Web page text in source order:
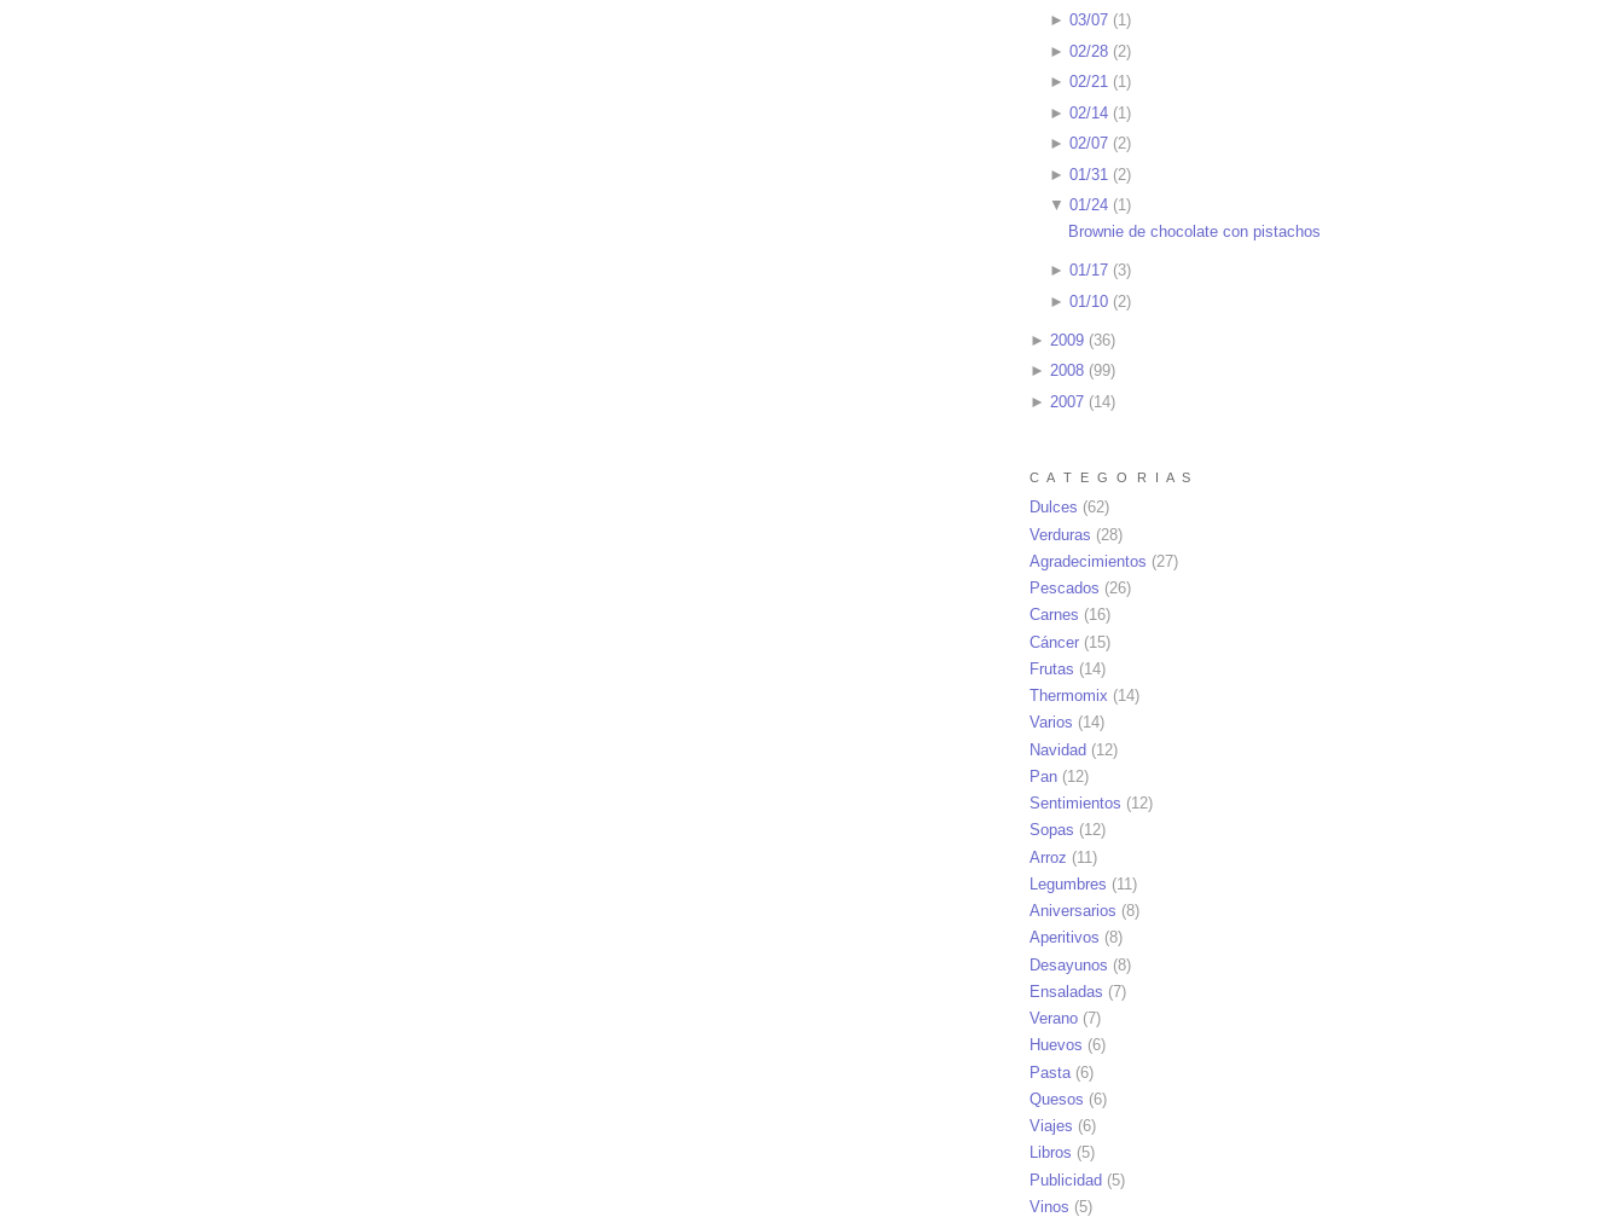
► 03/07(1)
► 02/28(2)
► 02/21(1)
► 02/14(1)
► 02/07(2)
► 01/31 (2)
▼ 01/24(1)
Brownie de chocolate con pistachos
► 01/17(3)
► 01/10(2)
► 2009 (36)
► 2008 (99)
► 2007 (14)
C A T E G O R I A S
Dulces (62)
Verduras (28)
Agradecimientos (27)
Pescados (26)
Carnes (16)
Cáncer (15)
Frutas (14)
Thermomix (14)
Varios (14)
Navidad (12)
Pan (12)
Sentimientos (12)
Sopas (12)
Arroz (11)
Legumbres (11)
Aniversarios (8)
Aperitivos (8)
Desayunos (8)
Ensaladas (7)
Verano (7)
Huevos (6)
Pasta (6)
Quesos (6)
Viajes (6)
Libros (5)
Publicidad (5)
Vinos (5)